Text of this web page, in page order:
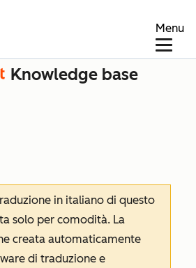
Menu
Knowledge base
in italiano di questo
solo per comodità. La
creata automaticamente
di traduzione e